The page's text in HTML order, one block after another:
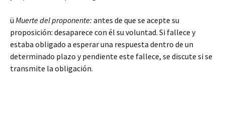
ü Muerte del proponente: antes de que se acepte su
proposición: desaparece con él su voluntad. Si fallece y
estaba obligado a esperar una respuesta dentro de un
determinado plazo y pendiente este fallece, se discute si se
transmite la obligación.